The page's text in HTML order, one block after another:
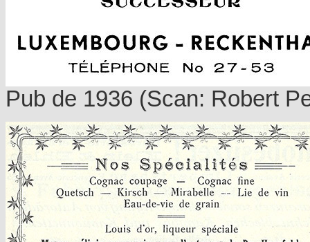
Pub de 1936 (Scan: Robert